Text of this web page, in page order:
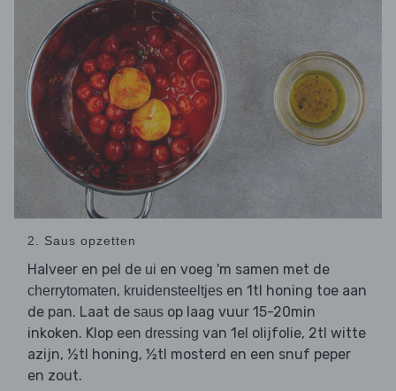
2. Saus opzetten
Halveer en pel de ui en voeg 'm samen met de
cherrytomaten, kruidensteeltjes en 1tl honing toe aan
de pan. Laat de saus op laag vuur 15-20min
inkoken. Klop een dressing van 1el olijfolie, 2tl witte
azijn, ½tl honing, ½tl mosterd en een snuf peper
en zout.